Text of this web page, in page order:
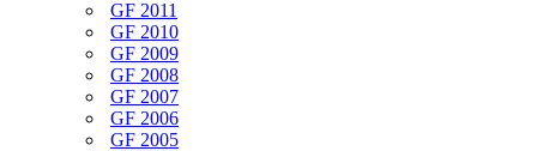
GF 2011
GF 2010
GF 2009
GF 2008
GF 2007
GF 2006
GF 2005